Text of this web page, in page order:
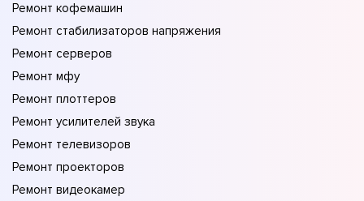
Ремонт кофемашин
Ремонт стабилизаторов напряжения
Ремонт серверов
Ремонт мфу
Ремонт плоттеров
Ремонт усилителей звука
Ремонт телевизоров
Ремонт проекторов
Ремонт видеокамер